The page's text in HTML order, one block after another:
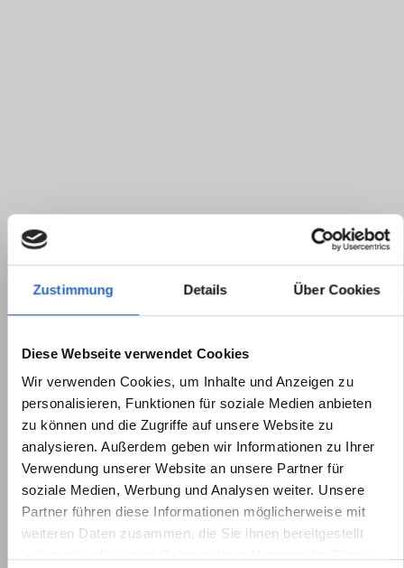
Zustimmung Details Über Cookies
Diese Webseite verwendet Cookies
Wir verwenden Cookies, um Inhalte und Anzeigen zu
personalisieren, Funktionen für soziale Medien anbieten
zu können und die Zugriffe auf unsere Website zu
analysieren. Außerdem geben wir Informationen zu Ihrer
Verwendung unserer Website an unsere Partner für
soziale Medien, Werbung und Analysen weiter. Unsere
Partner führen diese Informationen möglicherweise mit
weiteren Daten zusammen, die Sie ihnen bereitgestellt